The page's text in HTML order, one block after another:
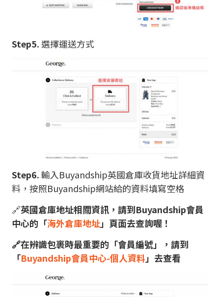
Step5. 選擇運送方式
Step6.輸入Buyandship英國倉庫收貨地址詳細資
料，按照Buyandship網站給的資料填寫空格
🔗英國倉庫地址相關資訊，請到Buyandship會員
中心的「海外倉庫地址」頁面去查詢喔！
🔗在辨識包裹時最重要的「會員編號」，請到
「Buyandship會員中心-個人資料」去查看